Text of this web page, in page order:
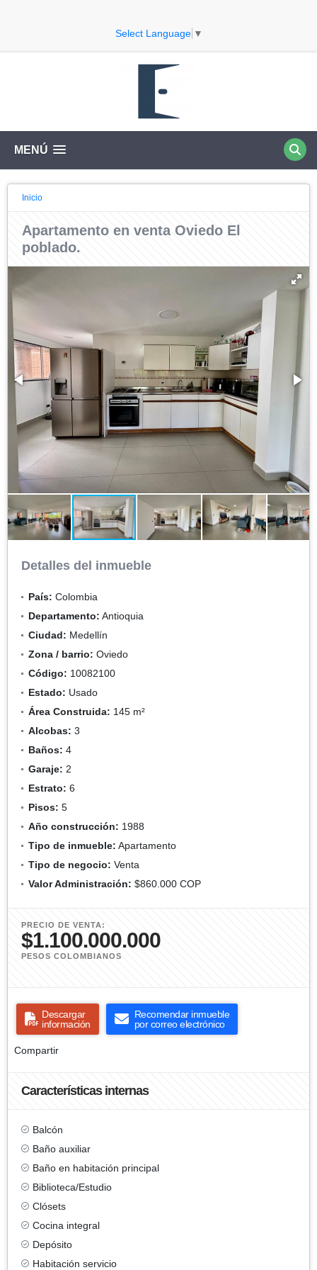
Select Language ▼
MENÚ
Inicio
Apartamento en venta Oviedo El
poblado.
Detalles del inmueble
País: Colombia
Departamento: Antioquia
Ciudad: Medellín
Zona / barrio: Oviedo
Código: 10082100
Estado: Usado
Área Construida: 145 m²
Alcobas: 3
Baños: 4
Garaje: 2
Estrato: 6
Pisos: 5
Año construcción: 1988
Tipo de inmueble: Apartamento
Tipo de negocio: Venta
Valor Administración: $860.000 COP
PRECIO DE VENTA:
$1.100.000.000
PESOS COLOMBIANOS
Descargar
información
Recomendar inmueble
por correo electrónico
Compartir
Características internas
Balcón
Baño auxiliar
Baño en habitación principal
Biblioteca/Estudio
Clósets
Cocina integral
Depósito
Habitación servicio